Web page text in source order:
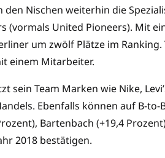
den Nischen weiterhin die
(vormals United Pioneers). Mit
um zwölf Plätze im
einem Mitarbeiter.
sein Team Marken wie Nike,
Ebenfalls können auf B-
Bartenbach (+19,4
2018 bestätigen.